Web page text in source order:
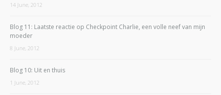
14 June, 2012
Blog 11: Laatste reactie op Checkpoint Charlie, een volle neef van mijn
moeder
8 June, 2012
Blog 10: Uit en thuis
1 June, 2012